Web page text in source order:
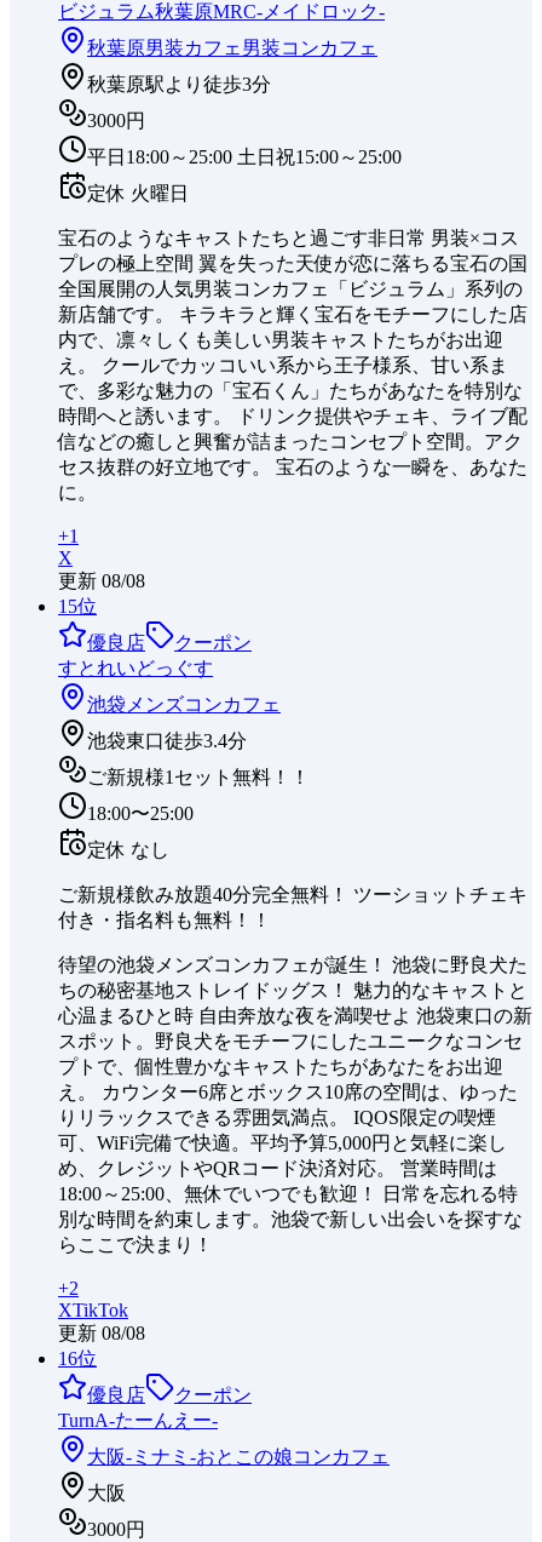
ビジュラム秋葉原MRC-メイドロック-
秋葉原男装カフェ 男装コンカフェ
秋葉原駅より徒歩3分
3000円
平日18:00～25:00 土日祝15:00～25:00
定休 火曜日
宝石のようなキャストたちと過ごす非日常 男装×コス
プレの極上空間 翼を失った天使が恋に落ちる宝石の国
全国展開の人気男装コンカフェ「ビジュラム」系列の
新店舗です。 キラキラと輝く宝石をモチーフにした店
内で、凛々しくも美しい男装キャストたちがお出迎
え。 クールでカッコいい系から王子様系、甘い系ま
で、多彩な魅力の「宝石くん」たちがあなたを特別な
時間へと誘います。 ドリンク提供やチェキ、ライブ配
信などの癒しと興奮が詰まったコンセプト空間。アク
セス抜群の好立地です。 宝石のような一瞬を、あなた
に。
+1
X
更新 08/08
15位
優良店
クーポン
すとれいどっぐす
池袋 メンズコンカフェ
池袋東口徒歩3.4分
ご新規様1セット無料！！
18:00〜25:00
定休 なし
ご新規様飲み放題40分完全無料！ ツーショットチェキ
付き・指名料も無料！！
待望の池袋メンズコンカフェが誕生！ 池袋に野良犬た
ちの秘密基地ストレイドッグス！ 魅力的なキャストと
心温まるひと時 自由奔放な夜を満喫せよ 池袋東口の新
スポット。野良犬をモチーフにしたユニークなコンセ
プトで、個性豊かなキャストたちがあなたをお出迎
え。 カウンター6席とボックス10席の空間は、ゆった
りリラックスできる雰囲気満点。 IQOS限定の喫煙
可、WiFi完備で快適。平均予算5,000円と気軽に楽し
め、クレジットやQRコード決済対応。 営業時間は
18:00～25:00、無休でいつでも歓迎！ 日常を忘れる特
別な時間を約束します。池袋で新しい出会いを探すな
らここで決まり！
+2
XTikTok
更新 08/08
16位
優良店
クーポン
TurnA-たーんえー-
大阪-ミナミ-おとこの娘コンカフェ
大阪
3000円